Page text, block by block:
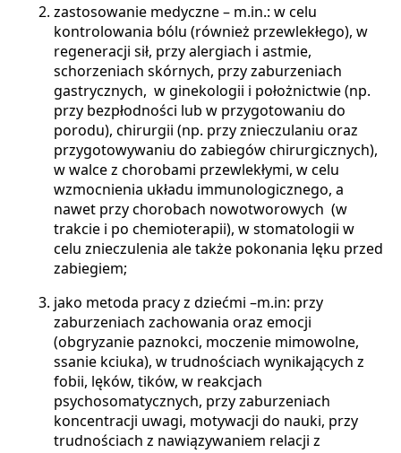
zastosowanie medyczne – m.in.: w celu
kontrolowania bólu (również przewlekłego), w
regeneracji sił, przy alergiach i astmie,
schorzeniach skórnych, przy zaburzeniach
gastrycznych, w ginekologii i położnictwie (np.
przy bezpłodności lub w przygotowaniu do
porodu), chirurgii (np. przy znieczulaniu oraz
przygotowywaniu do zabiegów chirurgicznych),
w walce z chorobami przewlekłymi, w celu
wzmocnienia układu immunologicznego, a
nawet przy chorobach nowotworowych (w
trakcie i po chemioterapii), w stomatologii w
celu znieczulenia ale także pokonania lęku przed
zabiegiem;
jako metoda pracy z dziećmi –m.in: przy
zaburzeniach zachowania oraz emocji
(obgryzanie paznokci, moczenie mimowolne,
ssanie kciuka), w trudnościach wynikających z
fobii, lęków, tików, w reakcjach
psychosomatycznych, przy zaburzeniach
koncentracji uwagi, motywacji do nauki, przy
trudnościach z nawiązywaniem relacji z